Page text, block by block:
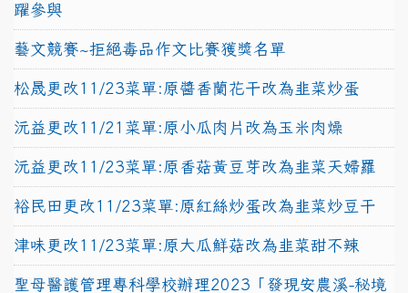
躍參與
藝文競賽~拒絕毒品作文比賽獲獎名單
松晟更改11/23菜單:原醬香蘭花干改為韭菜炒蛋
沅益更改11/21菜單:原小瓜肉片改為玉米肉燥
沅益更改11/23菜單:原香菇黃豆芽改為韭菜天婦羅
裕民田更改11/23菜單:原紅絲炒蛋改為韭菜炒豆干
津味更改11/23菜單:原大瓜鮮菇改為韭菜甜不辣
聖母醫護管理專科學校辦理2023「發現安農溪-秘境